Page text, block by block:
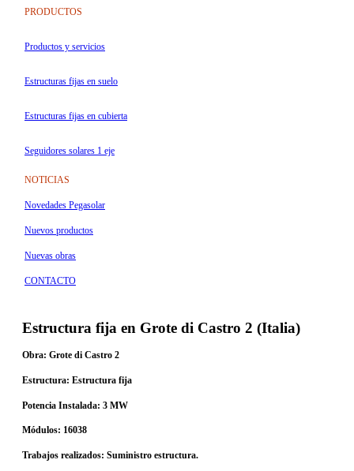
PRODUCTOS
Productos y servicios
Estructuras fijas en suelo
Estructuras fijas en cubierta
Seguidores solares 1 eje
NOTICIAS
Novedades Pegasolar
Nuevos productos
Nuevas obras
CONTACTO
Estructura fija en Grote di Castro 2 (Italia)
Obra: Grote di Castro 2
Estructura: Estructura fija
Potencia Instalada: 3 MW
Módulos: 16038
Trabajos realizados: Suministro estructura.